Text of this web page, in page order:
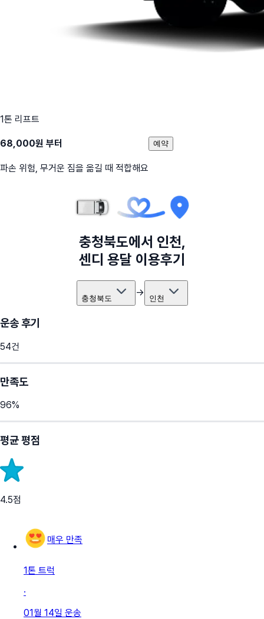
1톤 리프트
68,000원 부터
파손 위험, 무거운 짐을 옮길 때 적합해요
예약
충청북도에서 인천,
센디 용달 이용후기
충청북도 → 인천
운송 후기
54건
만족도
96%
평균 평점
4.5점
매우 만족
1톤 트럭
·
01월 14일 운송